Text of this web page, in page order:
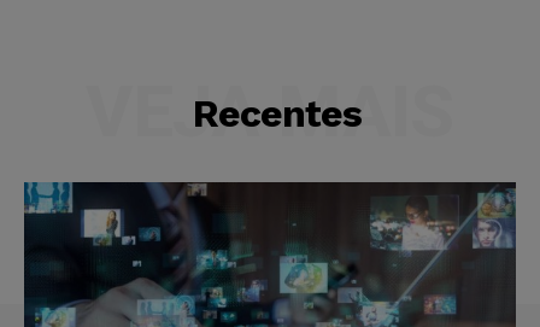
Recentes
VEJA MAIS